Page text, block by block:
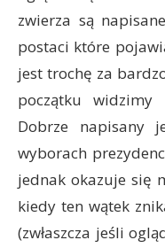
zwierza są
postaci które
jest trochę za
początku widzimy
Dobrze napisany
wyborach
jednak okazuje się
kiedy ten wątek
(zwłaszcza jeśli